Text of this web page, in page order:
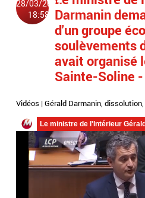
28/03/2023
18:58 Darmanin
d'un groupe
soulèvements
avait organisé
Sainte-Soline -
Vidéos |Gérald Darmanin,dissolution,